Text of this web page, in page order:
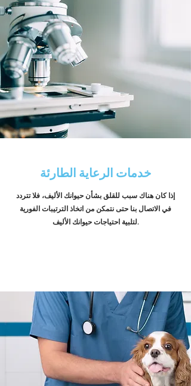
خدمات الرعاية الطارئة
إذا كان هناك سبب للقلق بشأن حيوانك الأليف، فلا تتردد
في الاتصال بنا حتى نتمكن من اتخاذ الترتيبات الفورية
لتلبية احتياجات حيوانك الأليف.